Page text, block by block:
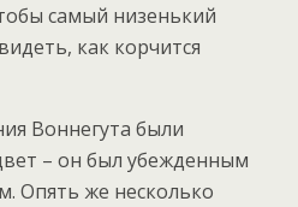
самый низенький
как корчится
Воннегута были
– он был убежденным
Опять же несколько